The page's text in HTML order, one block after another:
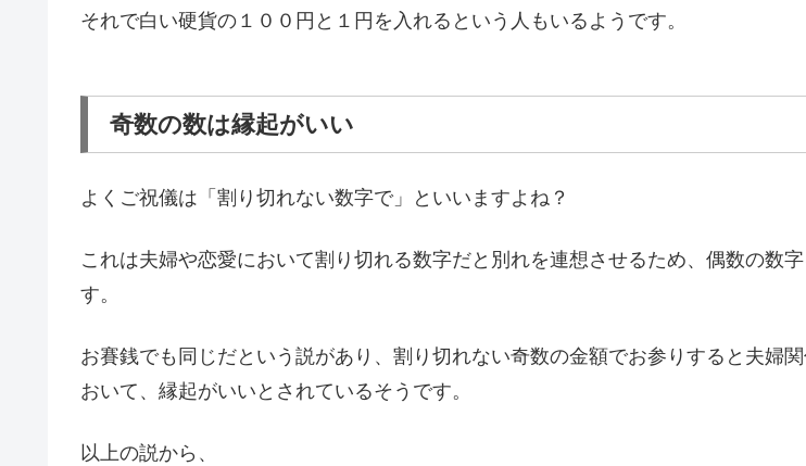
それで白い硬貨の１００円と１円を入れるという人もいるようです。
奇数の数は縁起がいい
よくご祝儀は「割り切れない数字で」といいますよね？
これは夫婦や恋愛において割り切れる数字だと別れを連想させるため、偶数の数
す。
お賽銭でも同じだという説があり、割り切れない奇数の金額でお参りすると夫婦
おいて、縁起がいいとされているそうです。
以上の説から、